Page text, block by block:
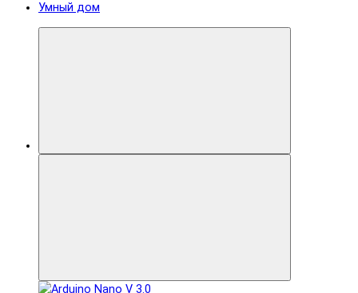
Умный дом